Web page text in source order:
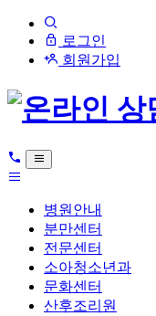
로그인
회원가입
병원안내
분만센터
전문센터
소아청소년과
문화센터
산후조리원